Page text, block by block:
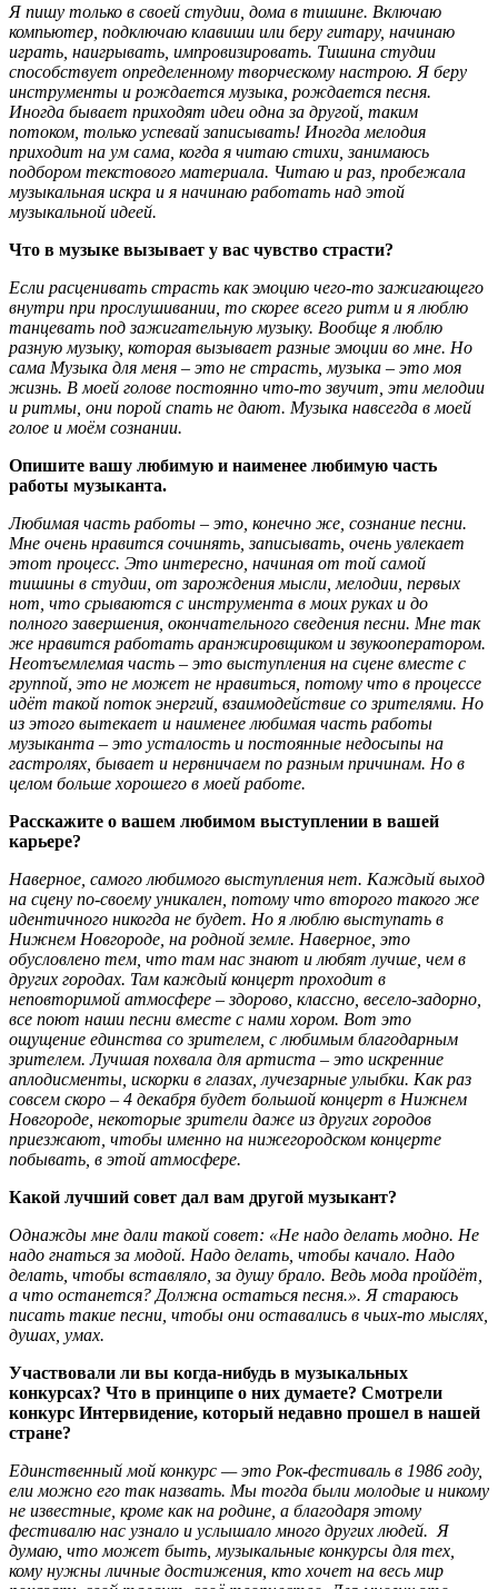
Я пишу только в своей студии, дома в тишине. Включаю
компьютер, подключаю клавиши или беру гитару, начинаю
играть, наигрывать, импровизировать. Тишина студии
способствует определенному творческому настрою. Я беру
инструменты и рождается музыка, рождается песня.
Иногда бывает приходят идеи одна за другой, таким
потоком, только успевай записывать! Иногда мелодия
приходит на ум сама, когда я читаю стихи, занимаюсь
подбором текстового материала. Читаю и раз, пробежала
музыкальная искра и я начинаю работать над этой
музыкальной идеей.
Что в музыке вызывает у вас чувство страсти?
Если расценивать страсть как эмоцию чего-то зажигающего
внутри при прослушивании, то скорее всего ритм и я люблю
танцевать под зажигательную музыку. Вообще я люблю
разную музыку, которая вызывает разные эмоции во мне. Но
сама Музыка для меня – это не страсть, музыка – это моя
жизнь. В моей голове постоянно что-то звучит, эти мелодии
и ритмы, они порой спать не дают. Музыка навсегда в моей
голое и моём сознании.
Опишите вашу любимую и наименее любимую часть
работы музыканта.
Любимая часть работы – это, конечно же, сознание песни.
Мне очень нравится сочинять, записывать, очень увлекает
этот процесс. Это интересно, начиная от той самой
тишины в студии, от зарождения мысли, мелодии, первых
нот, что срываются с инструмента в моих руках и до
полного завершения, окончательного сведения песни. Мне так
же нравится работать аранжировщиком и звукооператором.
Неотъемлемая часть – это выступления на сцене вместе с
группой, это не может не нравиться, потому что в процессе
идёт такой поток энергий, взаимодействие со зрителями. Но
из этого вытекает и наименее любимая часть работы
музыканта – это усталость и постоянные недосыпы на
гастролях, бывает и нервничаем по разным причинам. Но в
целом больше хорошего в моей работе.
Расскажите о вашем любимом выступлении в вашей
карьере?
Наверное, самого любимого выступления нет. Каждый выход
на сцену по-своему уникален, потому что второго такого же
идентичного никогда не будет. Но я люблю выступать в
Нижнем Новгороде, на родной земле. Наверное, это
обусловлено тем, что там нас знают и любят лучше, чем в
других городах. Там каждый концерт проходит в
неповторимой атмосфере – здорово, классно, весело-задорно,
все поют наши песни вместе с нами хором. Вот это
ощущение единства со зрителем, с любимым благодарным
зрителем. Лучшая похвала для артиста – это искренние
аплодисменты, искорки в глазах, лучезарные улыбки. Как раз
совсем скоро – 4 декабря будет большой концерт в Нижнем
Новгороде, некоторые зрители даже из других городов
приезжают, чтобы именно на нижегородском концерте
побывать, в этой атмосфере.
Какой лучший совет дал вам другой музыкант?
Однажды мне дали такой совет: «Не надо делать модно. Не
надо гнаться за модой. Надо делать, чтобы качало. Надо
делать, чтобы вставляло, за душу брало. Ведь мода пройдёт,
а что останется? Должна остаться песня.». Я стараюсь
писать такие песни, чтобы они оставались в чьих-то мыслях,
душах, умах.
Участвовали ли вы когда-нибудь в музыкальных
конкурсах? Что в принципе о них думаете? Смотрели
конкурс Интервидение, который недавно прошел в нашей
стране?
Единственный мой конкурс — это Рок-фестиваль в 1986 году,
ели можно его так назвать. Мы тогда были молодые и никому
не известные, кроме как на родине, а благодаря этому
фестивалю нас узнало и услышало много других людей. Я
думаю, что может быть, музыкальные конкурсы для тех,
кому нужны личные достижения, кто хочет на весь мир